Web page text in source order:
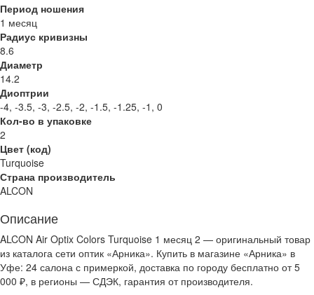
Период ношения
1 месяц
Радиус кривизны
8.6
Диаметр
14.2
Диоптрии
-4, -3.5, -3, -2.5, -2, -1.5, -1.25, -1, 0
Кол-во в упаковке
2
Цвет (код)
Turquoise
Страна производитель
ALCON
Описание
ALCON Air Optix Colors Turquoise 1 месяц 2 — оригинальный товар
из каталога сети оптик «Арника». Купить в магазине «Арника» в
Уфе: 24 салона с примеркой, доставка по городу бесплатно от 5
000 ₽, в регионы — СДЭК, гарантия от производителя.